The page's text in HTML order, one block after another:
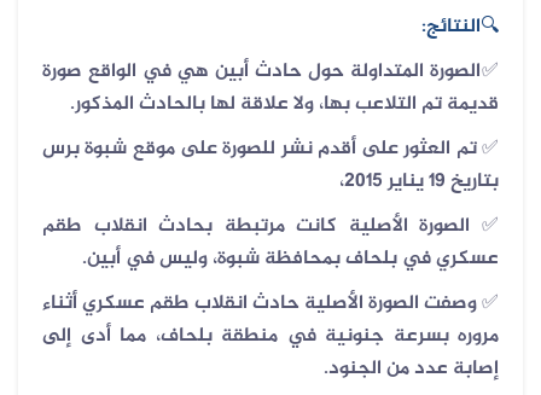
🔍النتائج:
✅الصورة المتداولة حول حادث أبين هي في الواقع صورة
قديمة تم التلاعب بها، ولا علاقة لها بالحادث المذكور.
✅ تم العثور على أقدم نشر للصورة على موقع شبوة برس
بتاريخ 19 يناير 2015،
✅ الصورة الأصلية كانت مرتبطة بحادث انقلاب طقم
عسكري في بلحاف بمحافظة شبوة، وليس في أبين.
✅ وصفت الصورة الأصلية حادث انقلاب طقم عسكري أثناء
مروره بسرعة جنونية في منطقة بلحاف، مما أدى إلى
إصابة عدد من الجنود.